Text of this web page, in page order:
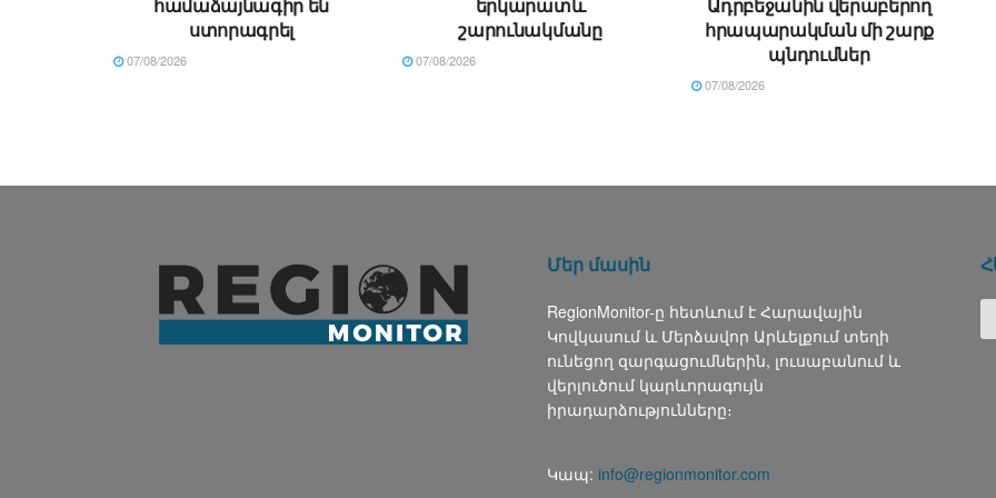
համաձայնագիր են
ստորագրել
07/08/2026
երկարատև
շարունակմանը
07/08/2026
Ադրբեջանին վերաբերող
հրապարակման մի շարք
պնդումներ
07/08/2026
Մեր մասին
RegionMonitor-ը հետևում է Հարավային
Կովկասում և Մերձավոր Արևելքում տեղի
ունեցող զարգացումներին, լուսաբանում և
վերլուծում կարևորագույն
իրադարձությունները։
Կապ: info@regionmonitor.com